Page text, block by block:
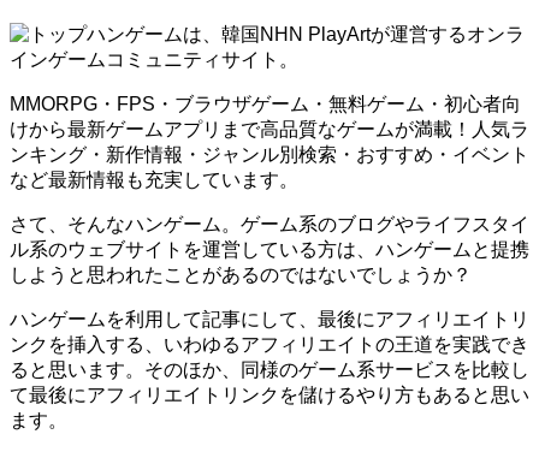
ハンゲームは、韓国NHN PlayArtが運営するオンラ
インゲームコミュニティサイト。
MMORPG・FPS・ブラウザゲーム・無料ゲーム・初心者向
けから最新ゲームアプリまで高品質なゲームが満載！人気ラ
ンキング・新作情報・ジャンル別検索・おすすめ・イベント
など最新情報も充実しています。
さて、そんなハンゲーム。ゲーム系のブログやライフスタイ
ル系のウェブサイトを運営している方は、ハンゲームと提携
しようと思われたことがあるのではないでしょうか？
ハンゲームを利用して記事にして、最後にアフィリエイトリ
ンクを挿入する、いわゆるアフィリエイトの王道を実践でき
ると思います。そのほか、同様のゲーム系サービスを比較し
て最後にアフィリエイトリンクを儲けるやり方もあると思い
ます。